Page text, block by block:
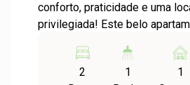
conforto, praticidade e uma
privilegiada! Este belo
regiões mais valorizadas de
oferecendo fácil acesso ao
2
1
1